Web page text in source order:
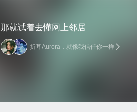
那就试着去懂网上邻居
折耳Aurora，就像我信任你一样